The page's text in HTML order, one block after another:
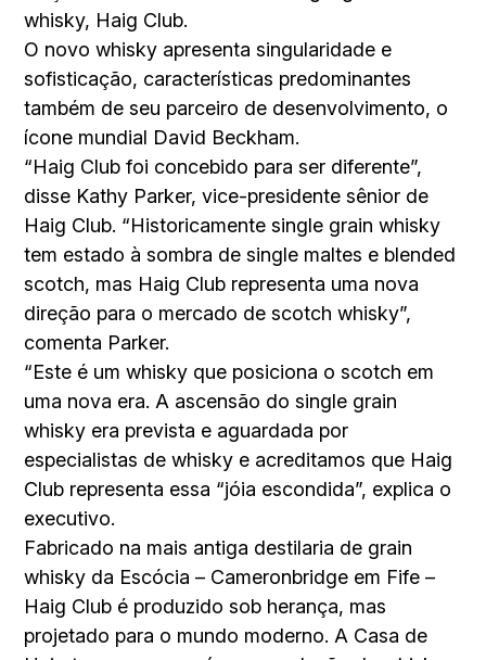
whisky, Haig Club.
O novo whisky apresenta singularidade e
sofisticação, características predominantes
também de seu parceiro de desenvolvimento, o
ícone mundial David Beckham.
“Haig Club foi concebido para ser diferente”,
disse Kathy Parker, vice-presidente sênior de
Haig Club. “Historicamente single grain whisky
tem estado à sombra de single maltes e blended
scotch, mas Haig Club representa uma nova
direção para o mercado de scotch whisky”,
comenta Parker.
“Este é um whisky que posiciona o scotch em
uma nova era. A ascensão do single grain
whisky era prevista e aguardada por
especialistas de whisky e acreditamos que Haig
Club representa essa “jóia escondida”, explica o
executivo.
Fabricado na mais antiga destilaria de grain
whisky da Escócia – Cameronbridge em Fife –
Haig Club é produzido sob herança, mas
projetado para o mundo moderno. A Casa de